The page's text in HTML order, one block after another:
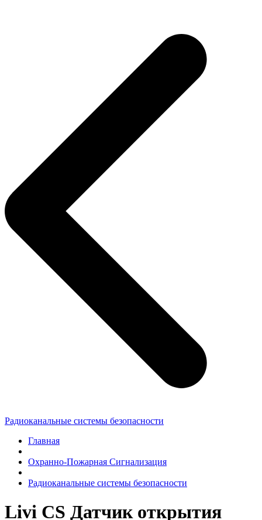
Радиоканальные системы безопасности
Главная
Охранно-Пожарная Сигнализация
Радиоканальные системы безопасности
Livi CS Датчик открытия